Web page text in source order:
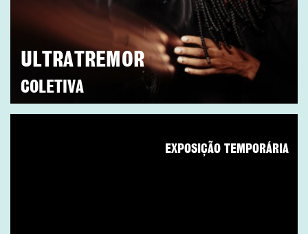
ULTRATREMOR
COLETIVA
EXPOSIÇÃO TEMPORÁRIA